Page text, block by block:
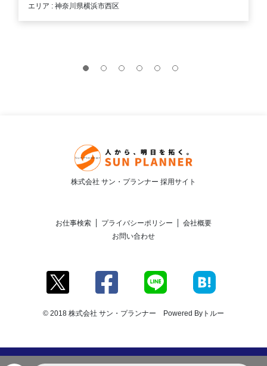
エリア : 神奈川県横浜市西区
株式会社 サン・プランナー 採用サイト
お仕事検索 プライバシーポリシー
会社概要
お問い合わせ
© 2018 株式会社 サン・プランナー Powered By トルー